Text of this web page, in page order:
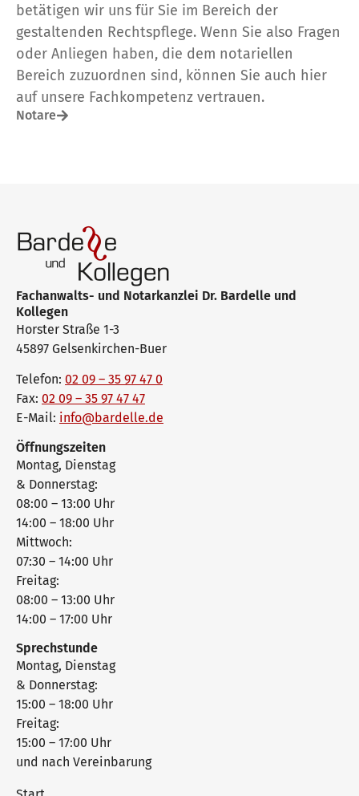
betätigen wir uns für Sie im Bereich der
gestaltenden Rechtspflege. Wenn Sie also Fragen
oder Anliegen haben, die dem notariellen
Bereich zuzuordnen sind, können Sie auch hier
auf unsere Fachkompetenz vertrauen.
Notare
Fachanwalts- und Notarkanzlei Dr. Bardelle und
Kollegen
Horster Straße 1-3
45897 Gelsenkirchen-Buer
Telefon: 02 09 – 35 97 47 0
Fax: 02 09 – 35 97 47 47
E-Mail: info@bardelle.de
Öffnungszeiten
Montag, Dienstag
& Donnerstag:
08:00 – 13:00 Uhr
14:00 – 18:00 Uhr
Mittwoch:
07:30 – 14:00 Uhr
Freitag:
08:00 – 13:00 Uhr
14:00 – 17:00 Uhr
Sprechstunde
Montag, Dienstag
& Donnerstag:
15:00 – 18:00 Uhr
Freitag:
15:00 – 17:00 Uhr
und nach Vereinbarung